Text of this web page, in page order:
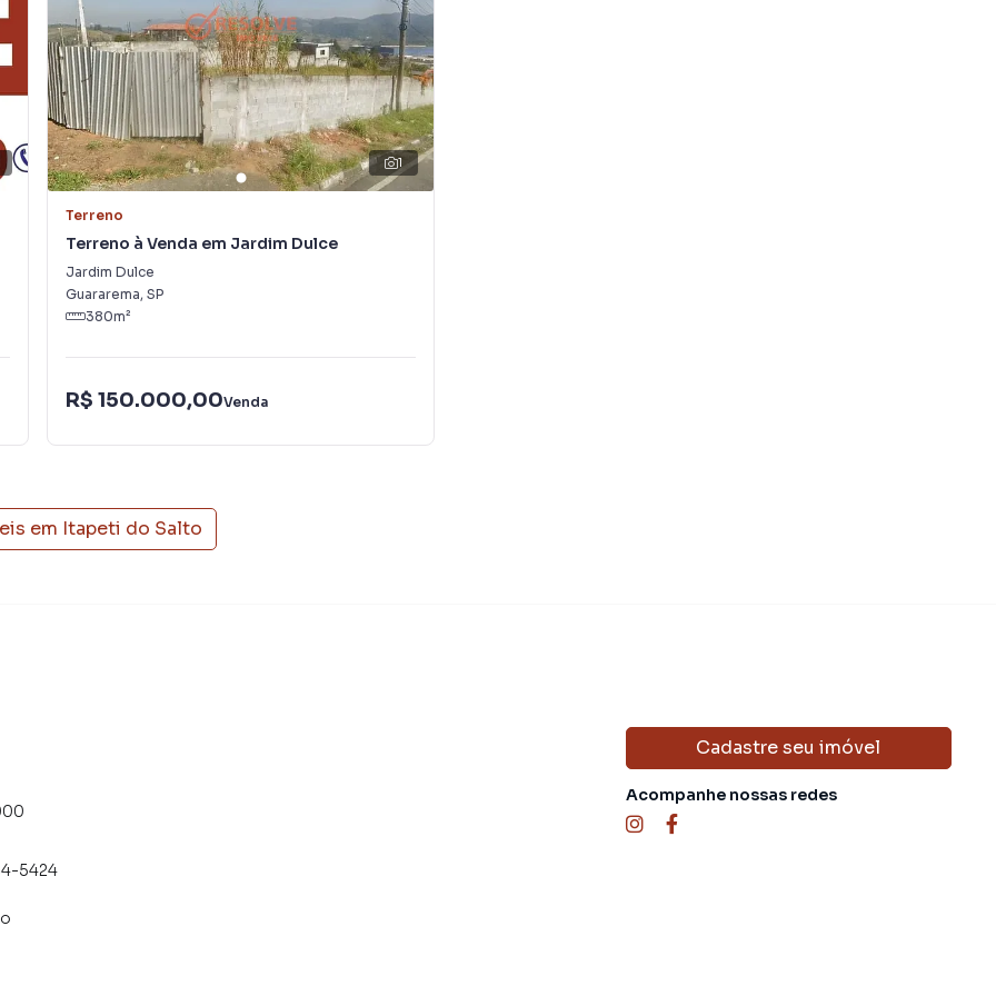
Imóveis é uma imobiliária digital com imóveis
seu imóvel muito mais rápido do que em
diversos imóveis em Guararema, especialmente em
de marketing digital focada em produzir campanhas
e uma central de atendimento preparada para
1
Terreno
Terreno à Venda em Jardim Dulce
Jardim Dulce
Guararema, SP
380m²
R$ 150.000,00Venda
em Itapeti do Salto
5424
Cadastre seu imóvel
Acompanhe nossas redes